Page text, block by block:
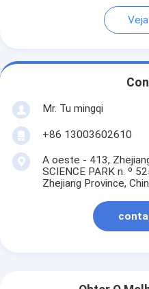
Mr. Tu mingqi
+86 13003602610
A oeste - 413,
SCIENCE PARK n. º
Zhejiang Province,